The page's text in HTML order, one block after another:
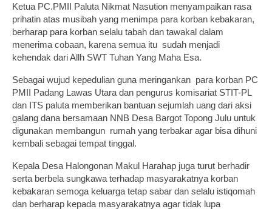
Ketua PC.PMII Paluta Nikmat Nasution menyampaikan rasa
prihatin atas musibah yang menimpa para korban kebakaran,
berharap para korban selalu tabah dan tawakal dalam
menerima cobaan, karena semua itu sudah menjadi
kehendak dari Allh SWT Tuhan Yang Maha Esa.
Sebagai wujud kepedulian guna meringankan para korban PC
PMII Padang Lawas Utara dan pengurus komisariat STIT-PL
dan ITS paluta memberikan bantuan sejumlah uang dari aksi
galang dana bersamaan NNB Desa Bargot Topong Julu untuk
digunakan membangun rumah yang terbakar agar bisa dihuni
kembali sebagai tempat tinggal.
Kepala Desa Halongonan Makul Harahap juga turut berhadir
serta berbela sungkawa terhadap masyarakatnya korban
kebakaran semoga keluarga tetap sabar dan selalu istiqomah
dan berharap kepada masyarakatnya agar tidak lupa